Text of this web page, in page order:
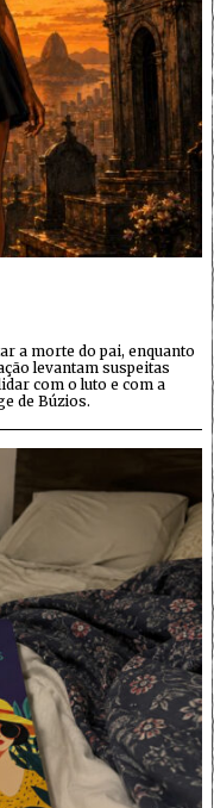
a morte do pai, enquanto
levantam suspeitas
com o luto e com a
de Búzios.